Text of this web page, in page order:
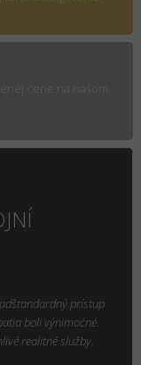
prístup
boli výnimočné.
realitné služby.